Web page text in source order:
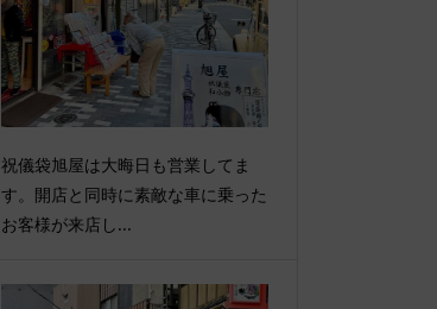
祝儀袋旭屋は大晦日も営業してま
す。開店と同時に素敵な車に乗った
お客様が来店し...